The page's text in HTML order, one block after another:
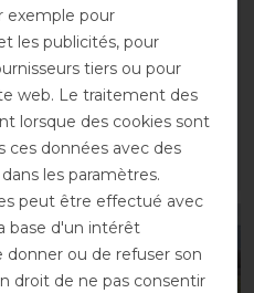
Weatherbeeta Comfitec
Essential Turnout 0g
avant 119,95 €
107,95 € *
LISTE DE SOUHAITS
-10%
exemple pour
les publicités, pour
tiers ou pour
web. Le traitement des
lorsque des cookies sont
ces données avec des
les paramètres.
peut être effectué avec
base d'un intérêt
ou de refuser son
droit de ne pas consentir